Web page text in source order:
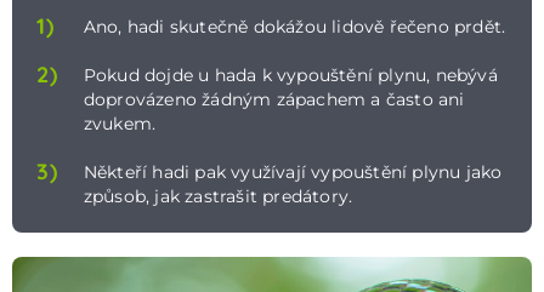
1)
Ano, hadi skutečně dokážou lidově řečeno prdět.
2)
Pokud dojde u hada k vypouštění plynu, nebývá
doprovázeno žádným zápachem a často ani
zvukem.
3)
Někteří hadi pak využívají vypouštění plynu jako
způsob, jak zastrašit predátory.